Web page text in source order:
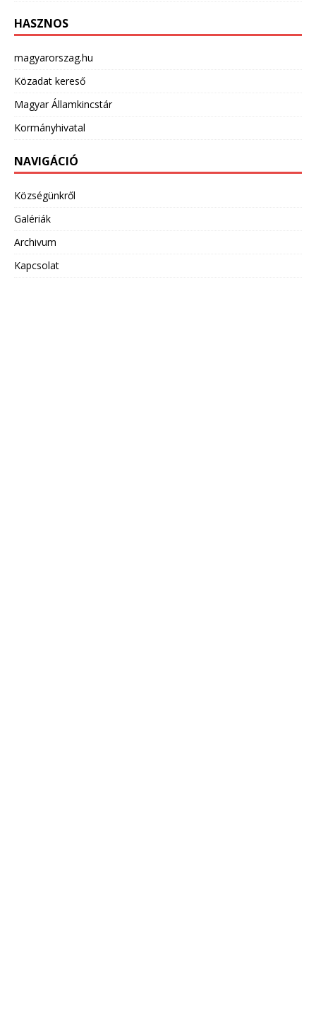
HASZNOS
magyarorszag.hu
Közadat kereső
Magyar Államkincstár
Kormányhivatal
NAVIGÁCIÓ
Községünkről
Galériák
Archivum
Kapcsolat